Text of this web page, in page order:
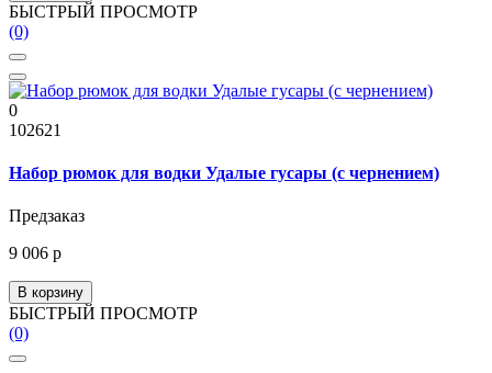
БЫСТРЫЙ ПРОСМОТР
(0)
0
102621
Набор рюмок для водки Удалые гусары (с чернением)
Предзаказ
9 006 р
В корзину
БЫСТРЫЙ ПРОСМОТР
(0)